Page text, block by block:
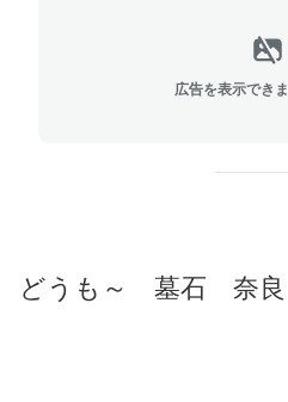
広告を表示でき
どうも～ 墓石 奈良